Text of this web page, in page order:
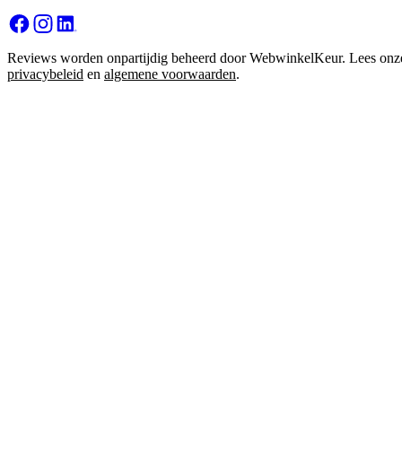
Reviews worden onpartijdig beheerd door WebwinkelKeur. Lees
privacybeleid en algemene voorwaarden.